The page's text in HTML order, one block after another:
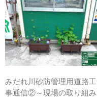
みだれ川砂防管理用道路工
事通信②～現場の取り組み